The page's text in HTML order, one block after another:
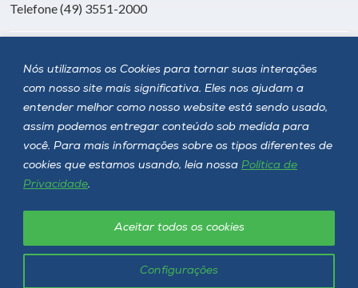
Nós utilizamos os Cookies para tornar suas interações
com nosso site mais significativa. Eles nos ajudam a
entender melhor como nosso website está sendo usado,
assim podemos entregar conteúdo sob medida para
você. Para mais informações sobre os tipos diferentes de
cookies que estamos usando, leia nossa Política de
Privacidade.
Configurações
Aceitar todos os cookies
Telefone (49) 3551-2000
Siga a Unoesc
Unoesc © 2026 - Todos os direitos reservados
Política de privacidade LGPD